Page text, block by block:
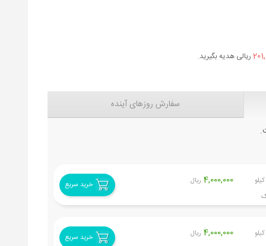
ریالی هدیه بگیرید.
سفارش روزهای آینده
کیلو 4,000,000 ریال
خرید سریع
کیلو 4,000,000 ریال
خرید سریع